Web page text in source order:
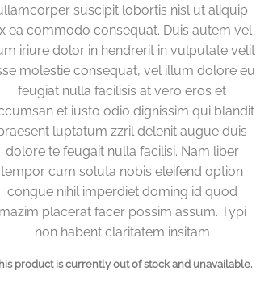
suscipit lobortis nisl ut aliquip
ea commodo consequat. Duis autem vel
iriure dolor in hendrerit in vulputate velit
molestie consequat, vel illum dolore eu
feugiat nulla facilisis at vero eros et
et iusto odio dignissim qui blandit
luptatum zzril delenit augue duis
dolore te feugait nulla facilisi. Nam liber
tempor cum soluta nobis eleifend option
congue nihil imperdiet doming id quod
mazim placerat facer possim assum. Typi
non habent claritatem insitam
product is currently out of stock and unavailable.